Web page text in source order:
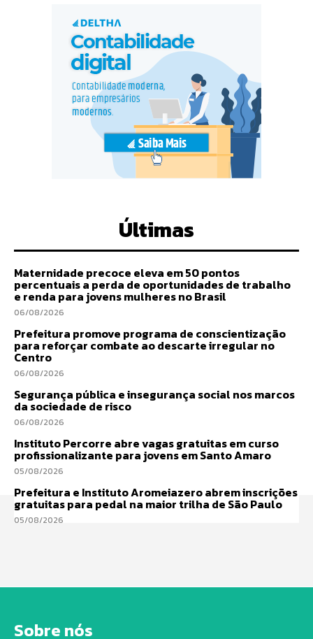
Últimas
Maternidade precoce eleva em 50 pontos
percentuais a perda de oportunidades de trabalho
e renda para jovens mulheres no Brasil
06/08/2026
Prefeitura promove programa de conscientização
para reforçar combate ao descarte irregular no
Centro
06/08/2026
Segurança pública e insegurança social nos marcos
da sociedade de risco
06/08/2026
Instituto Percorre abre vagas gratuitas em curso
profissionalizante para jovens em Santo Amaro
05/08/2026
Prefeitura e Instituto Aromeiazero abrem inscrições
gratuitas para pedal na maior trilha de São Paulo
05/08/2026
Sobre nós